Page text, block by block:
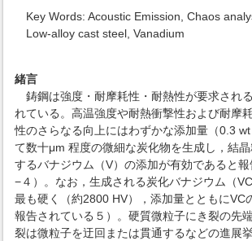
Key Words: Acoustic Emission, Chaos
Low-alloy cast steel, Vanadium
緒言
鋳鋼は強度・耐摩耗性・耐熱性が要求され
れている。高温強度や耐熱衝撃性および耐摩
性のさらなる向上にはわずかな添加量（0.3
て数十μm 程度の微細な炭化物を生成し，結
するバナジウム（V）の添加が有効であると報
−４）。なお，生成される炭化バナジウム（
最も硬く（約2800 HV），添加量とともにVC
報告されている５）。硬質微粒子にき裂の先
裂は微粒子を迂回または貫通するなどの進展挙